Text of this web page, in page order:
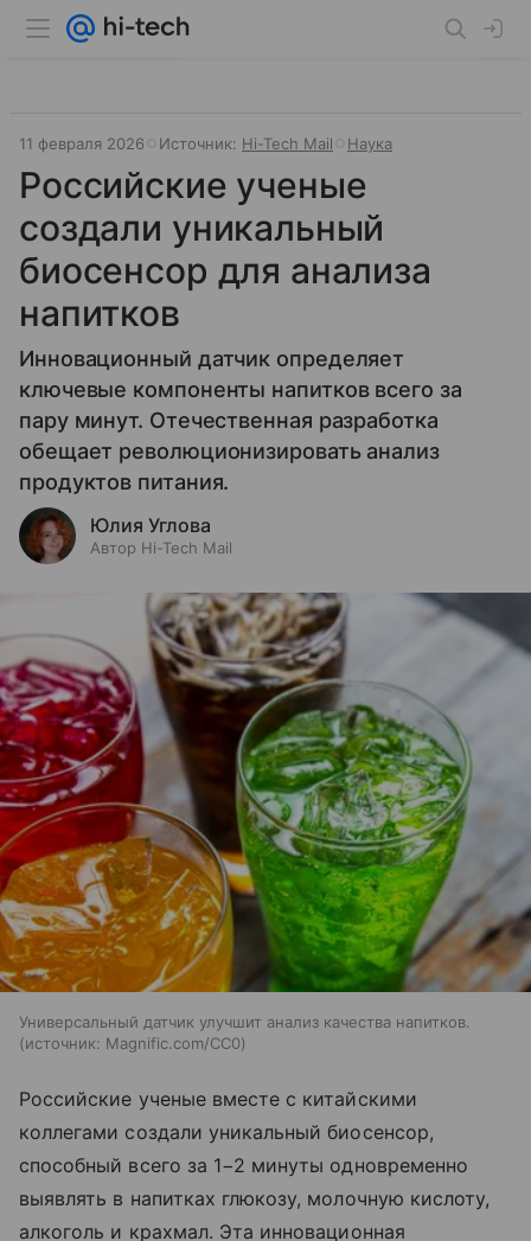
11 февраля 2026 Источник: Hi-Tech Mail Наука
Российские ученые
создали уникальный
биосенсор для анализа
напитков
Инновационный датчик определяет
ключевые компоненты напитков всего за
пару минут. Отечественная разработка
обещает революционизировать анализ
продуктов питания.
Юлия Углова
Автор Hi-Tech Mail
Универсальный датчик улучшит анализ качества напитков.
источник: Magnific.com/CC0
Российские ученые вместе с китайскими
коллегами создали уникальный биосенсор,
способный всего за 1−2 минуты одновременно
выявлять в напитках глюкозу, молочную кислоту,
алкоголь и крахмал. Эта инновационная